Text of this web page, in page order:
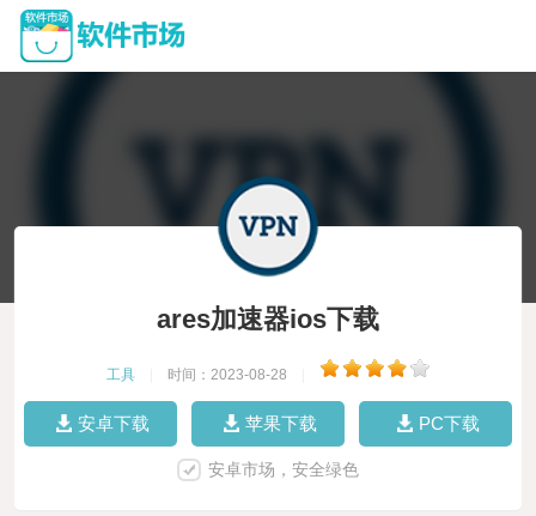
ares加速器ios下载
工具 时间：2023-08-28
安卓下载 苹果下载 PC下载
安卓市场，安全绿色